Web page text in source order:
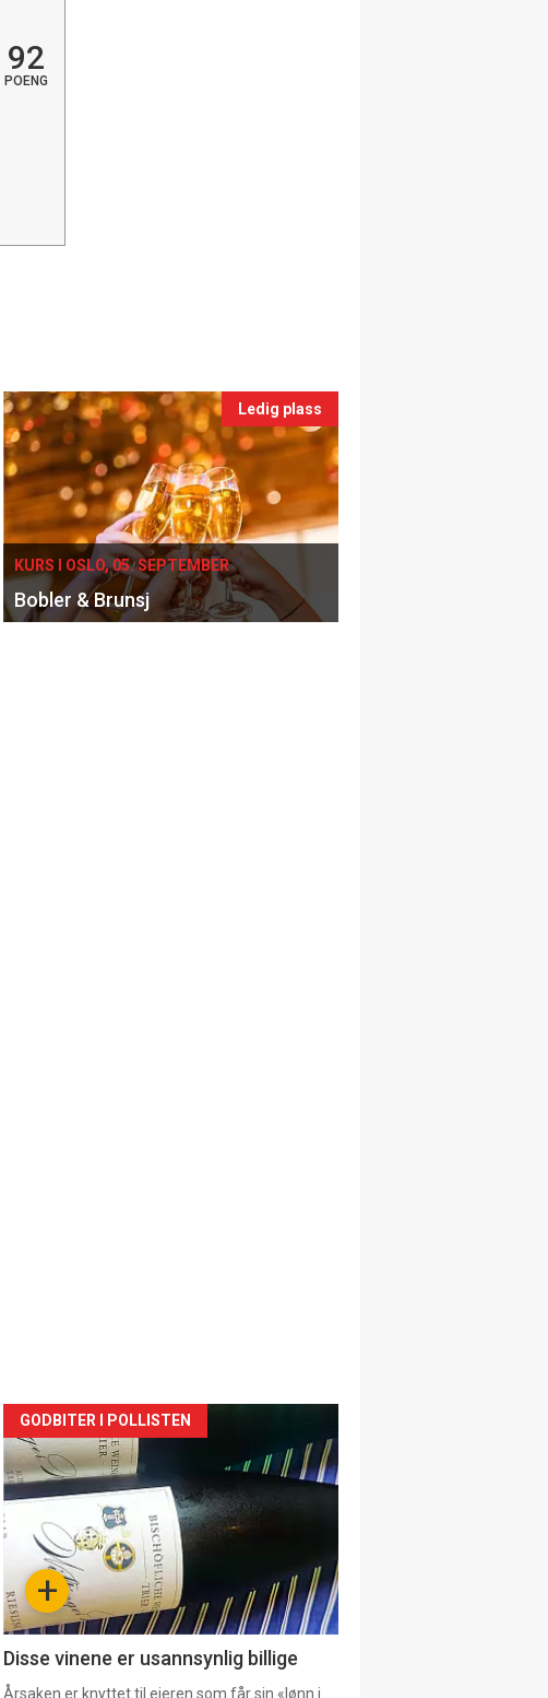
92
POENG
Ledig plass
KURS I OSLO, 05. SEPTEMBER
Bobler & Brunsj
Forsiden
akkurat
nå
3 +
GODBITER I POLLISTEN
Disse vinene er usannsynlig billige
Årsaken er knyttet til eieren som får sin «lønn i